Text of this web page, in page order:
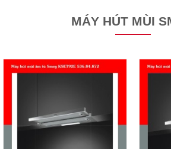
MÁY HÚT MÙI